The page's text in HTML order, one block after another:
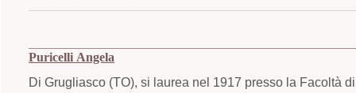
Puricelli Angela
Di Grugliasco (TO), si laurea nel 1917 presso la Facoltà